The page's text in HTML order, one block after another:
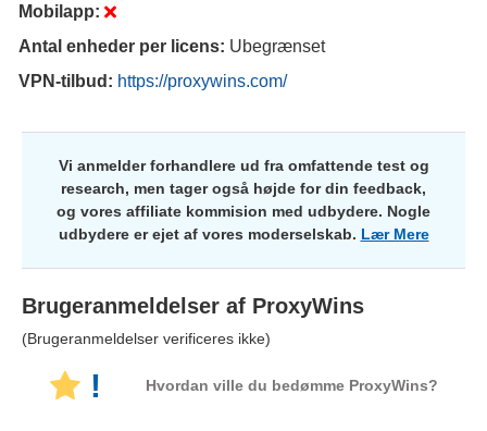
Mobilapp:
Antal enheder per licens: Ubegrænset
VPN-tilbud: https://proxywins.com/
Vi anmelder forhandlere ud fra omfattende test og
research, men tager også højde for din feedback,
og vores affiliate kommision med udbydere. Nogle
udbydere er ejet af vores moderselskab. Lær Mere
Brugeranmeldelser af ProxyWins
(Brugeranmeldelser verificeres ikke)
! Hvordan ville du bedømme ProxyWins?